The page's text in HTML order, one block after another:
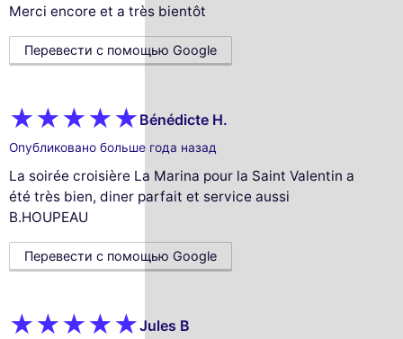
Merci encore et a très bientôt
Перевести с помощью Google
Bénédicte H.
Опубликовано больше года назад
La soirée croisière La Marina pour la Saint Valentin a
été très bien, diner parfait et service aussi
B.HOUPEAU
Перевести с помощью Google
Jules B